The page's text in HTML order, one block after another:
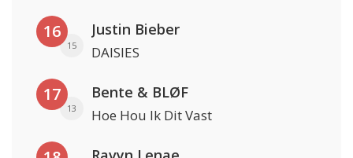
16
15
Justin Bieber
DAISIES
17
13
Bente & BLØF
Hoe Hou Ik Dit Vast